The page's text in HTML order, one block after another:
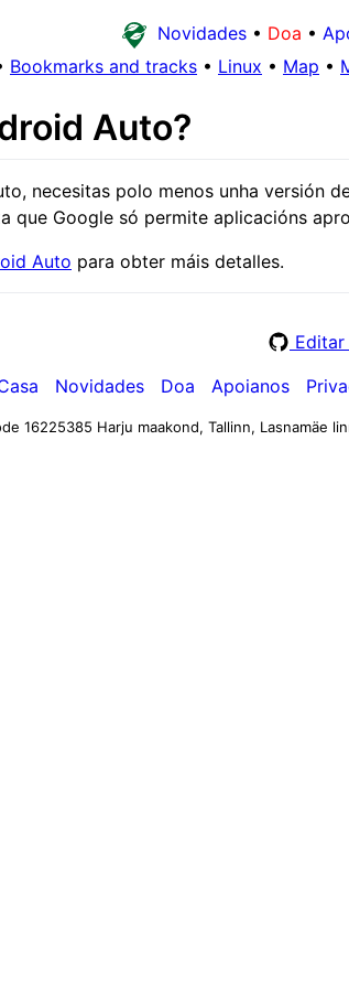
Novidades • Doa •
Bookmarks and tracks • Linux • Map •
Auto?
necesitas polo menos unha versión
que Google só permite aplicacións
Auto para obter máis detalles.
Novidades Doa Apoianos
16225385 Harju maakond, Tallinn, Lasnamäe